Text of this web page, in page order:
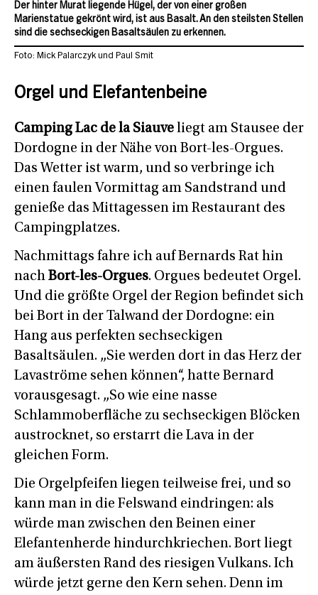
Der hinter Murat liegende Hügel, der von einer großen
Marienstatue gekrönt wird, ist aus Basalt. An den steilsten Stellen
sind die sechseckigen Basaltsäulen zu erkennen.
Foto: Mick Palarczyk und Paul Smit
Orgel und Elefantenbeine
Camping Lac de la Siauve liegt am Stausee der
Dordogne in der Nähe von Bort-les-Orgues.
Das Wetter ist warm, und so verbringe ich
einen faulen Vormittag am Sandstrand und
genieße das Mittagessen im Restaurant des
Campingplatzes.
Nachmittags fahre ich auf Bernards Rat hin
nach Bort-les-Orgues. Orgues bedeutet Orgel.
Und die größte Orgel der Region befindet sich
bei Bort in der Talwand der Dordogne: ein
Hang aus perfekten sechseckigen
Basaltsäulen. „Sie werden dort in das Herz der
Lavaströme sehen können“, hatte Bernard
vorausgesagt. „So wie eine nasse
Schlammoberfläche zu sechseckigen Blöcken
austrocknet, so erstarrt die Lava in der
gleichen Form.
Die Orgelpfeifen liegen teilweise frei, und so
kann man in die Felswand eindringen: als
würde man zwischen den Beinen einer
Elefantenherde hindurchkriechen. Bort liegt
am äußersten Rand des riesigen Vulkans. Ich
würde jetzt gerne den Kern sehen. Denn im